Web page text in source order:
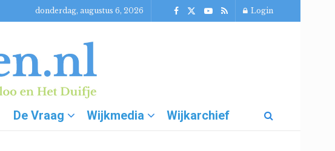
donderdag, augustus 6, 2026 Login
De Vraag Wijkmedia Wijkarchief